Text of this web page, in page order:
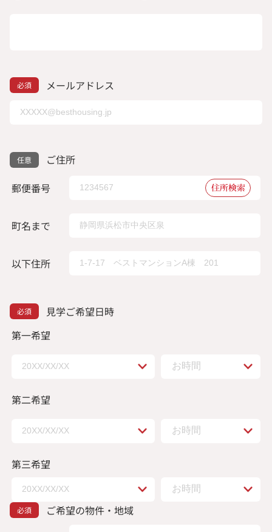
メールアドレス
ご住所
郵便番号
住所検索
町名まで
以下住所
見学ご希望日時
第一希望
第二希望
第三希望
ご希望の物件・地域